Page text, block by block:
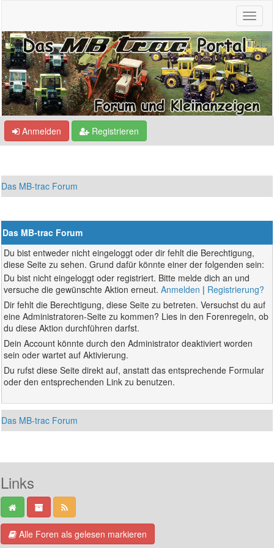
Anmelden Registrieren
Das MB-trac Forum
Das MB-trac Forum
Du bist entweder nicht eingeloggt oder dir fehlt die Berechtigung,
diese Seite zu sehen. Grund dafür könnte einer der folgenden sein:
Du bist nicht eingeloggt oder registriert. Bitte melde dich an und
versuche die gewünschte Aktion erneut.Anmelden | Registrierung?
Dir fehlt die Berechtigung, diese Seite zu betreten. Versuchst du auf
eine Administratoren-Seite zu kommen? Lies in den Forenregeln, ob
du diese Aktion durchführen darfst.
Dein Account könnte durch den Administrator deaktiviert worden
sein oder wartet auf Aktivierung.
Du rufst diese Seite direkt auf, anstatt das entsprechende Formular
oder den entsprechenden Link zu benutzen.
Das MB-trac Forum
Links
Alle Foren als gelesen markieren